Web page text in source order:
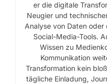
er die digitale
Neugier und
Analyse von Daten
Social-Media-Tools.
Wissen zu
Kommunikation
Transformation kein
tägliche Einladung,